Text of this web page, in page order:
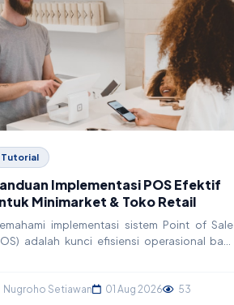
Tutorial
Implementasi POS Efektif
Minimarket & Toko Retail
implementasi sistem Point of Sale
adalah kunci efisiensi operasional bagi
eksekusi, untuk membantu Anda
Nugroho Setiawan 01 Aug 2026 53